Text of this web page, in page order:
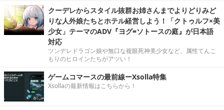
クーデレからスタイル抜群お姉さんまでよりどりみど
りな人外娘たちとホテル経営しよう！「クトゥルフ×美
少女」テーマのADV『ヨグ=ソトースの庭』が日本語
対応
ツンデレドラゴン娘や無口な複眼死神美少女など、属性てんこ
もりのヒロインたちがアツい！
ゲームコマースの最前線ーXsolla特集
Xsollaの最新情報はこちらから！